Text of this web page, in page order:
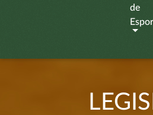
de